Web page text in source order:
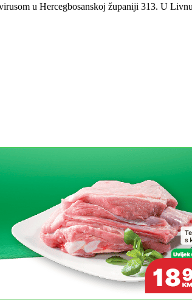
u Hercegbosanskoj županiji 313. U